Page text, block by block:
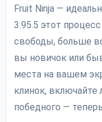
Fruit Ninja —
3.95.5 этот
свободы, больше
вы новичок или
места на вашем
клинок,
победного —